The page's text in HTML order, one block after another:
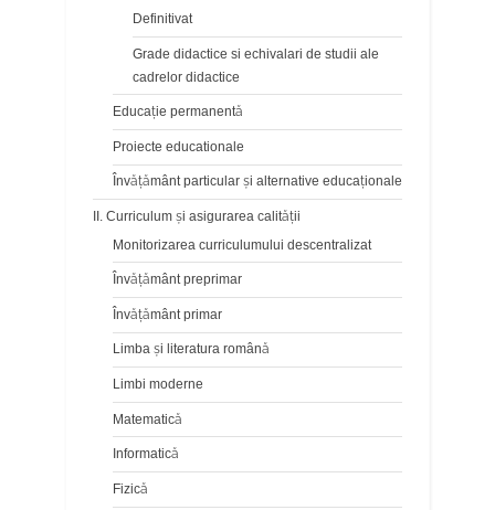
Definitivat
Grade didactice si echivalari de studii ale
cadrelor didactice
Educaţie permanentă
Proiecte educationale
Învăţământ particular şi alternative educaţionale
II. Curriculum și asigurarea calității
Monitorizarea curriculumului descentralizat
Învățământ preprimar
Învățământ primar
Limba şi literatura română
Limbi moderne
Matematică
Informatică
Fizică